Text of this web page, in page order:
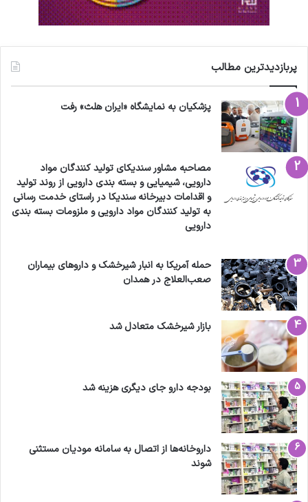
پربازدیدترین مطالب
پزشکیان به نمایشگاه «ایران هلث» رفت
مصاحبه مشاور سندیکای تولید کنندگان مواد
دارویی، شیمیایی و بسته بندی دارویی از روند تولید
و اقدامات دبیرخانه سندیکا در راستای خدمت رسانی
به تولید کنندگان مواد دارویی و ملزومات بسته بندی
دارویی
حمله آمریکا به انبار شیرخشک و داروهای بیماران
صعب‌العلاج در همدان
بازار شیرخشک متعادل شد
بودجه دارو جای دیگری هزینه شد
داروخانه‌ها از اتصال به سامانه مودیان مستثنی
شوند